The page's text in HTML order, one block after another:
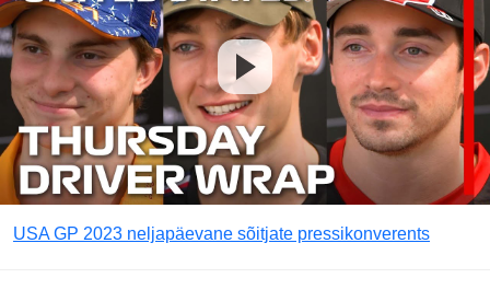
USA GP 2023 neljapäevane sõitjate pressikonverents